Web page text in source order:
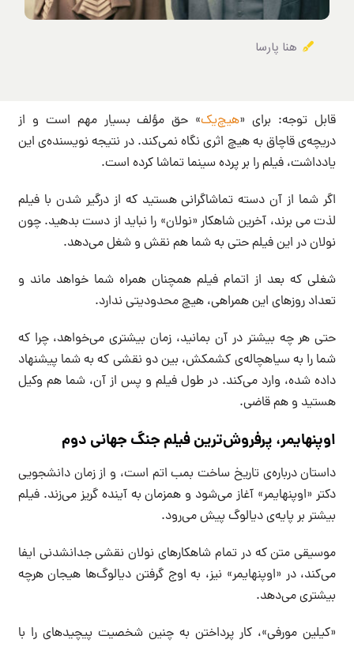
هنا پارسا
قابل توجه: برای «هیچ‌یک» حق مؤلف بسیار مهم است و از
دریچه‌ی قاچاق به هیچ اثری نگاه نمی‌کند. در نتیجه نویسنده‌ی این
یادداشت، فیلم را بر پرده سینما تماشا کرده است.
اگر شما از آن دسته تماشاگرانی هستید که از درگیر شدن با فیلم
لذت می برند، آخرین شاهکار «نولان» را نباید از دست بدهید. چون
نولان در این فیلم حتی به شما هم نقش و شغل می‌دهد.
شغلی که بعد از اتمام فیلم همچنان همراه شما خواهد ماند و
تعداد روزهای این همراهی، هیچ محدودیتی ندارد.
حتی هر چه بیشتر در آن بمانید، زمان بیشتری می‌خواهد، چرا که
شما را به سیاهچاله‌ی کشمکش، بین دو نقشی که به شما پیشنهاد
داده شده، وارد می‌کند. در طول فیلم و پس از آن، شما هم وکیل
هستید و هم قاضی.
اوپنهایمر، پرفروش‌ترین فیلم جنگ جهانی دوم
داستان درباره‌ی تاریخ ساخت بمب اتم است، و از زمان دانشجویی
دکتر «اوپنهایمر» آغاز می‌شود و همزمان به آینده گریز می‌زند. فیلم
بیشتر بر پایه‌ی دیالوگ پیش می‌رود.
موسیقی متن که در تمام شاهکارهای نولان نقشی جدانشدنی ایفا
می‌کند، در «اوپنهایمر» نیز، به اوج گرفتن دیالوگ‌ها هیجان هرچه
بیشتری می‌دهد.
«کیلین مورفی»، کار پرداختن به چنین شخصیت پیچیدهای را با